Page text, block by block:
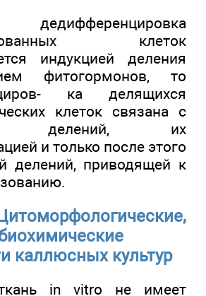
клеток
индукцией деления
фитогормонов, то
ка делящихся
клеток связана с
делений, их
и только после этого
делений, приводящей к
каллюсных культур
in vitro не имеет